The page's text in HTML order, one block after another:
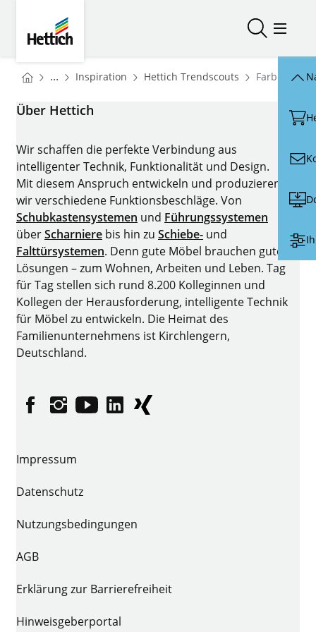
SucheMenü
You are here:
Startseite
... Inspiration Startseite
Hettich Trendscouts Startseite
Farben
Über Hettich
Wir schaffen die perfekte Verbindung aus
intelligenter Technik, Funktionalität und Design.
Mit diesem Anspruch entwickeln und produzieren
wir verschiedene Funktionsbeschläge. Von
Schubkastensystemen und Führungssystemen
überScharniere bis hin zu Schiebe- und
Falttürsystemen. Denn gute Möbel brauchen gute
Lösungen – zum Wohnen, Arbeiten und Leben. Tag
für Tag stellen sich rund 8.200 Kolleginnen und
Kollegen der Herausforderung, intelligente Technik
für Möbel zu entwickeln. Die Heimat des
Familienunternehmens ist Kirchlengern,
Deutschland.
FacebookInstagram
YouTubelinkedinXING
Impressum
Datenschutz
Nutzungsbedingungen
AGB
Erklärung zur Barrierefreiheit
Hinweisgeberportal